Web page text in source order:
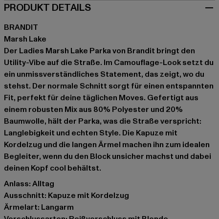
PRODUKT DETAILS
BRANDIT
Marsh Lake
Der Ladies Marsh Lake Parka von Brandit bringt den
Utility-Vibe auf die Straße. Im Camouflage-Look setzt du
ein unmissverständliches Statement, das zeigt, wo du
stehst. Der normale Schnitt sorgt für einen entspannten
Fit, perfekt für deine täglichen Moves. Gefertigt aus
einem robusten Mix aus 80% Polyester und 20%
Baumwolle, hält der Parka, was die Straße verspricht:
Langlebigkeit und echten Style. Die Kapuze mit
Kordelzug und die langen Ärmel machen ihn zum idealen
Begleiter, wenn du den Block unsicher machst und dabei
deinen Kopf cool behältst.
Anlass: Alltag
Ausschnitt: Kapuze mit Kordelzug
Ärmelart: Langarm